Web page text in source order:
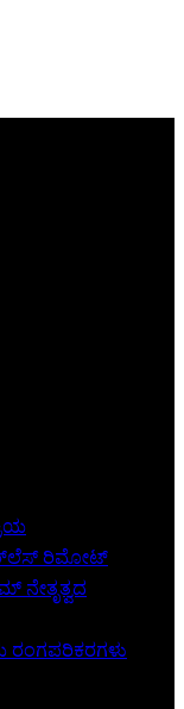
ರಂಗಪರಿಕರಗಳು